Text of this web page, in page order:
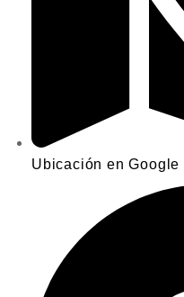
Ubicación en